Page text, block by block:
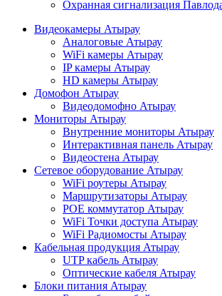
Охранная сигнализация
Видеокамеры Атырау
Аналоговые Атырау
WiFi камеры Атырау
IP камеры Атырау
HD камеры Атырау
Домофон Атырау
Видеодомофно Атырау
Мониторы Атырау
Внутренние мониторы Атырау
Интерактивная панель Атырау
Видеостена Атырау
Сетевое оборудование Атырау
WiFi роутеры Атырау
Маршрутизаторы Атырау
POE коммутатор Атырау
WiFi Точки доступа Атырау
WiFi Радиомосты Атырау
Кабельная продукция Атырау
UTP кабель Атырау
Оптические кабеля Атырау
Блоки питания Атырау